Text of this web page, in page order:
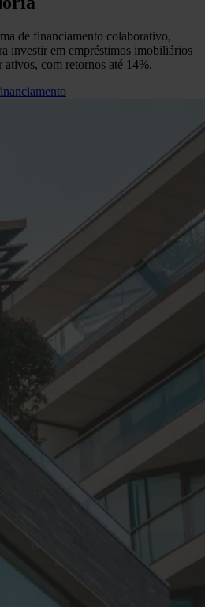
de financiamento colaborativo,
investir em empréstimos imobiliários
ativos, com retornos até 14%.